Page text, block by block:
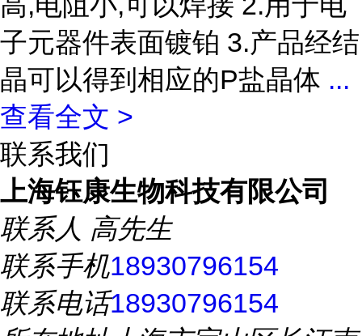
子元器件表面镀铂 3.产品经结
晶可以得到相应的P盐晶体 ...
查看全文 >
联系我们
上海钰康生物科技有限公司
联系人 高先生
联系手机18930796154
联系电话18930796154